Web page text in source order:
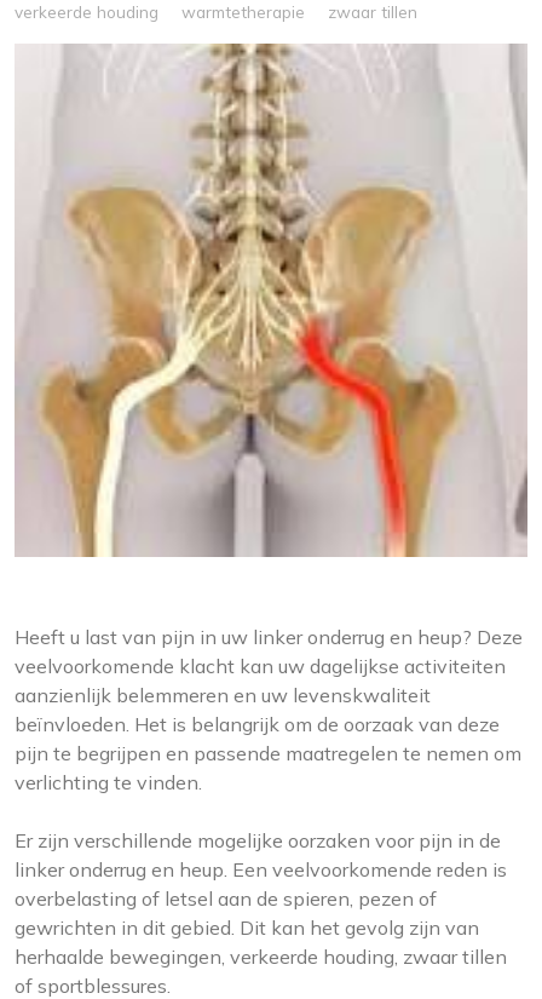
verkeerde houding
warmtetherapie zwaar tillen
Heeft u last van pijn in uw linker onderrug en heup? Deze
veelvoorkomende klacht kan uw dagelijkse activiteiten
aanzienlijk belemmeren en uw levenskwaliteit
beïnvloeden. Het is belangrijk om de oorzaak van deze
pijn te begrijpen en passende maatregelen te nemen om
verlichting te vinden.
Er zijn verschillende mogelijke oorzaken voor pijn in de
linker onderrug en heup. Een veelvoorkomende reden is
overbelasting of letsel aan de spieren, pezen of
gewrichten in dit gebied. Dit kan het gevolg zijn van
herhaalde bewegingen, verkeerde houding, zwaar tillen
of sportblessures.